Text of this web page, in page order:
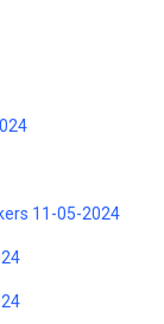
11-05-2024